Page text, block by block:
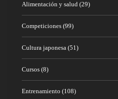
Alimentación y salud (29)
Competiciones (99)
Cultura japonesa (51)
Cursos (8)
Entrenamiento (108)